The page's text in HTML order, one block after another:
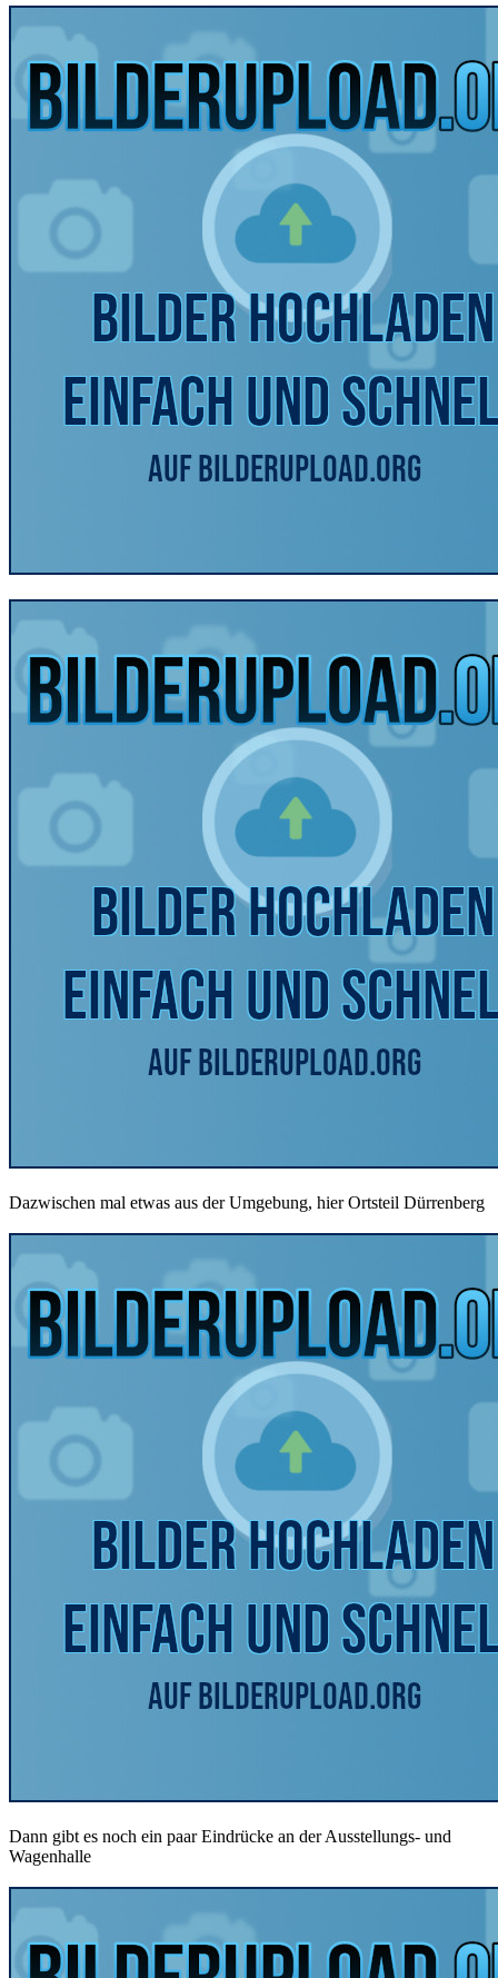
Dazwischen mal etwas aus der Umgebung, hier Ortsteil Dürrenberg
Dann gibt es noch ein paar Eindrücke an der Ausstellungs- und
Wagenhalle